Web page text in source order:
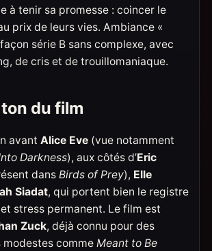
à tenir sa promesse : coincer le
prix de leurs vies. Ambiance «
série B sans complexe, avec
de cris et de trouillomaniaque.
du film
avant Alice Eve (vue notamment
Darkness), aux côtés d’Eric
dans Birds of Prey), Elle
Siadat, qui portent bien le registre
et stress permanent. Le film est
Zuck, déjà connu pour des
comme Meant to Be